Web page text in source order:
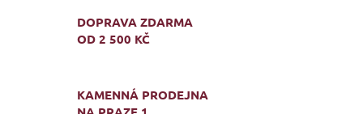
DOPRAVA ZDARMA
OD 2 500 KČ
KAMENNÁ PRODEJNA